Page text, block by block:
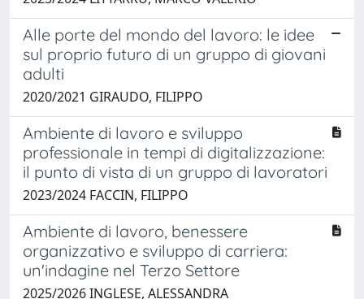
Alle porte del mondo del lavoro: le idee
sul proprio futuro di un gruppo di giovani
adulti
2020/2021 GIRAUDO, FILIPPO
Ambiente di lavoro e sviluppo
professionale in tempi di digitalizzazione:
il punto di vista di un gruppo di lavoratori
2023/2024 FACCIN, FILIPPO
Ambiente di lavoro, benessere
organizzativo e sviluppo di carriera:
un'indagine nel Terzo Settore
2025/2026 INGLESE, ALESSANDRA